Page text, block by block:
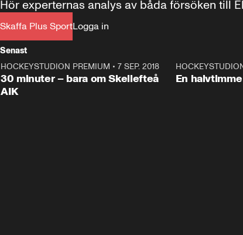
Skaffa Plus SportLogga in
Hör experternas analys av båda försöken till
Senast
Plus
30:55
HOCKEYSTUDION PREMIUM • 7 SEP. 2018
30 minuter – bara om Skellefteå
AIK
Plus
En